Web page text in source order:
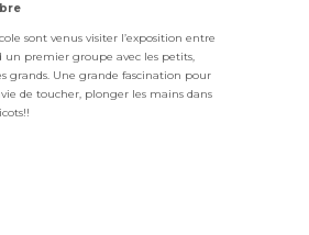
sont venus visiter l’exposition entre
un premier groupe avec les petits,
grands. Une grande fascination pour
de toucher, plonger les mains dans